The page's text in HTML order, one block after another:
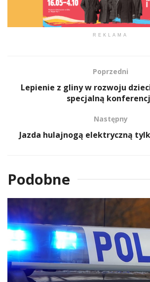
REKLAMA
Poprzedni
Lepienie z gliny w rozwoju
specjalną
Następny
Jazda hulajnogą elektryczną
Podobne